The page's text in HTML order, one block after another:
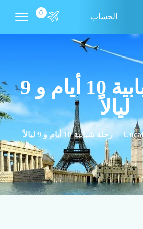
الحساب 0
رحلة شبابية 10 أيام و 9
ليالاً
رحلة شبابية 10 أيام و 9 ليالاً